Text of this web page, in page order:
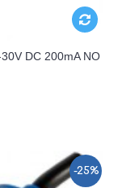
DC 200mA NO
-25%